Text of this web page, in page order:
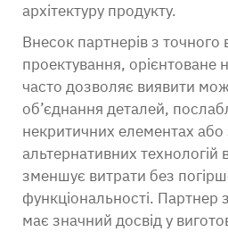
архітектуру продукту.
Внесок партнерів з точного
проектування, орієнтоване
часто дозволяє виявити
об’єднання деталей,
некритичних елементах або
альтернативних
зменшує витрати без
функціональності. Партнер
має значний досвід у